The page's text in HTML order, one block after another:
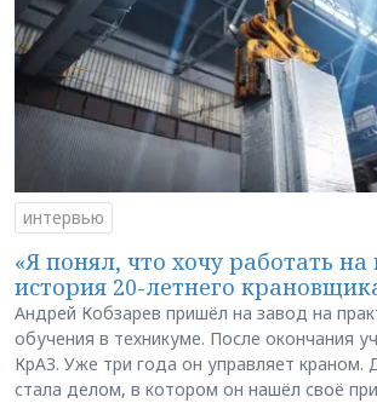
интервью
«Я понял, что хочу работать на
история 20-летнего
Андрей Кобзарев пришёл на завод на
обучения в техникуме. После окончания
КрАЗ. Уже три года он управляет краном.
стала делом, в котором он нашёл своё